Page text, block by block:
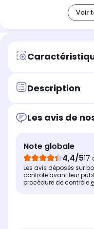
Voir
Description
Les avis de
Note globale
4,4/517
Les avis déposés sur
contrôle avant leur
procédure de contrôle